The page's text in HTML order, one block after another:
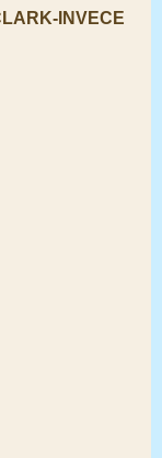
INVECE